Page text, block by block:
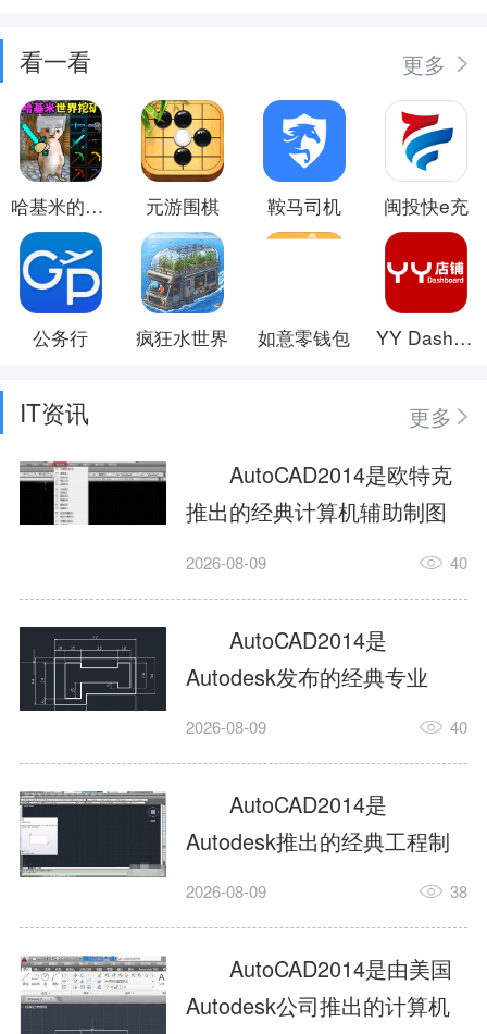
看一看 更多
哈基米的世界 元游围棋 鞍马司机 闽投快e充
公务行 疯狂水世界 如意零钱包 YY Dashboard
IT资讯
更多
AutoCAD2014是欧特克
推出的经典计算机辅助制图
工具，主打稳定2D施工图绘
行业工程设计。版本新增图
纸标签页、实景地理地图、
协同设计交流模块，优化命
令行智能纠错与图层批量管
理，支持Win8触屏操作、点
云扫描数据导入，兼容各类
DWG图纸格式，文件互通...
2026-08-09 40
AutoCAD2014是
Autodesk发布的经典专业
CAD制图设计软件，是工程
绘图工具。软件专注精准二
维绘图、图纸编辑、参数化
设计及基础三维建模，广泛
应用于建筑设计、机械制
造、土木工程、室内设计等
多个行业。软件优化绘图流
畅度与文件兼容性，支持参
2026-08-09 40
AutoCAD2014是
Autodesk推出的经典工程制
图设计软件，主打高效精准
建模作业，适配建筑、机
械、市政、室内设计等多行
业场景。软件优化运行机制
2026-08-09 38
AutoCAD2014是由美国
Autodesk公司推出的计算机